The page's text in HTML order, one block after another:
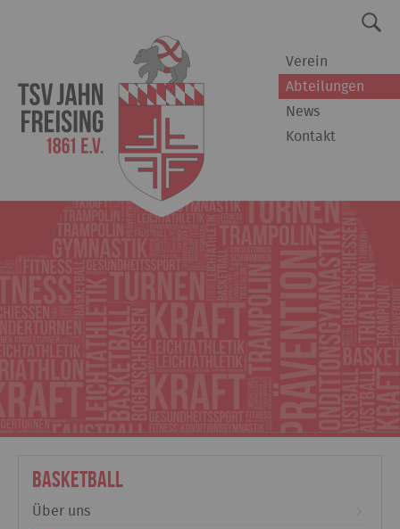
Verein
Abteilungen
News
Kontakt
Basketball
Über uns